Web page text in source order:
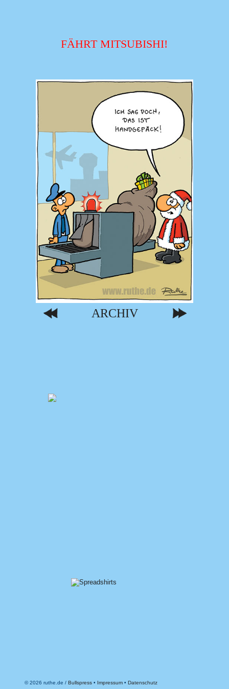
FÄHRT MITSUBISHI!
ARCHIV
© 2026 ruthe.de / Bullspress • Impressum • Datenschutz